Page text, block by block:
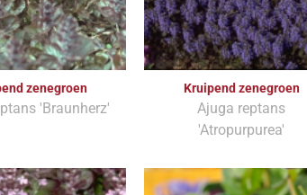
zenegroen
'Braunherz'
Kruipend zenegroen
Ajuga reptans
'Atropurpurea'